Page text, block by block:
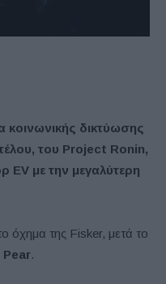
δικτύωσης
του Project Ronin,
EV με την μεγαλύτερη
όχημα της Fisker, μετά το
Pear.